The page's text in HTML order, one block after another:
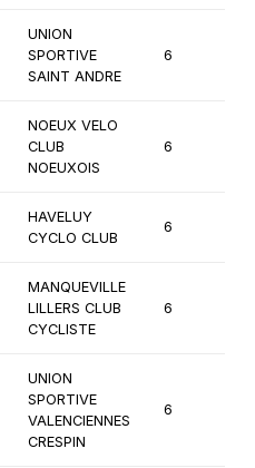
UNION
SPORTIVE
SAINT ANDRE
6
NOEUX VELO
CLUB
NOEUXOIS
6
HAVELUY
CYCLO CLUB
6
MANQUEVILLE
LILLERS CLUB
CYCLISTE
6
UNION
SPORTIVE
VALENCIENNES
CRESPIN
6